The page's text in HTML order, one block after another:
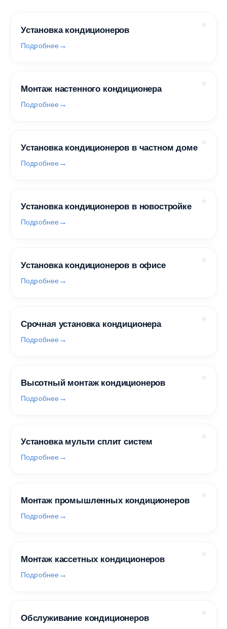
Установка кондиционеров
Подробнее
Монтаж настенного кондиционера
Подробнее
Установка кондиционеров в частном доме
Подробнее
Установка кондиционеров в новостройке
Подробнее
Установка кондиционеров в офисе
Подробнее
Срочная установка кондиционера
Подробнее
Высотный монтаж кондиционеров
Подробнее
Установка мульти сплит систем
Подробнее
Монтаж промышленных кондиционеров
Подробнее
Монтаж кассетных кондиционеров
Подробнее
Обслуживание кондиционеров